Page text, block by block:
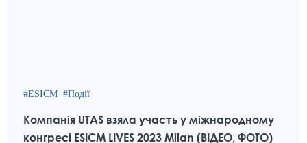
ESICM Події
Компанія UTAS взяла участь у міжнародному
конгресі ESICM LIVES 2023 Milan (ВІДЕО, ФОТО)